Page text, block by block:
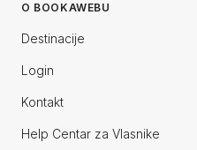
O BOOKAWEBU
Destinacije
Login
Kontakt
Help Centar za Vlasnike